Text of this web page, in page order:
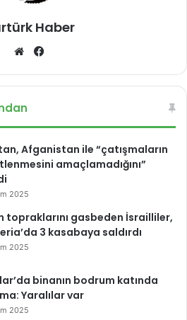
Haber
We
sit bo
Afganistan ile “çatışmaların
amaçlamadığını”
2025
topraklarını gasbeden İsrailliler,
3 kasabaya saldırdı
2025
binanın bodrum katında
Yaralılar var
2025